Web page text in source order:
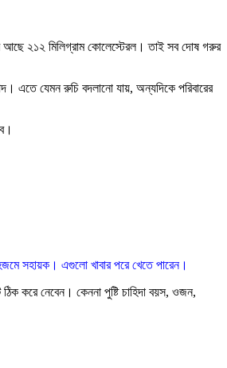
আছে ২১২ মিলিগ্রাম কোলেস্টেরল। তাই সব দোষ গরুর
এতে যেমন রুচি বদলানো যায়, অন্যদিকে পরিবারের
সহায়ক। এগুলো খাবার পরে খেতে পারেন।
করে নেবেন। কেননা পুষ্টি চাহিদা বয়স, ওজন,